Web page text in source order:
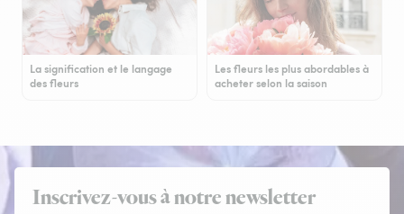
La signification et le langage
des fleurs
Les fleurs les plus abordables à
acheter selon la saison
Inscrivez-vous à notre newsletter